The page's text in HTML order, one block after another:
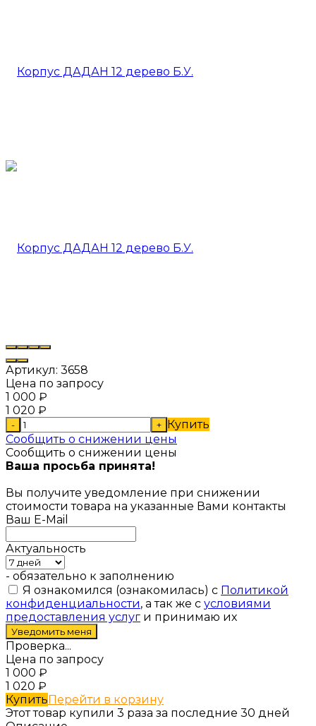
Артикул: 3658
Цена по запросу
1 000 ₽
1 020 ₽
- + Купить
Сообщить о снижении цены
Сообщить о снижении цены
Ваша просьба принята!
Вы получите уведомление при снижении
стоимости товара на указанные Вами контакты
Ваш E-Mail
Актуальность
- обязательно к заполнению
Я ознакомился (ознакомилась) с Политикой
конфиденциальности, а так же с условиями
предоставления услуг и принимаю их
Проверка...
Цена по запросу
1 000 ₽
1 020 ₽
КупитьПерейти в корзину
Этот товар купили 3 раза за последние 30 дней